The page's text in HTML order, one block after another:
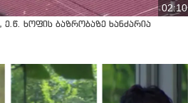
02:10
ე.წ. ხოფის ბაზრობაზე ხანძარია